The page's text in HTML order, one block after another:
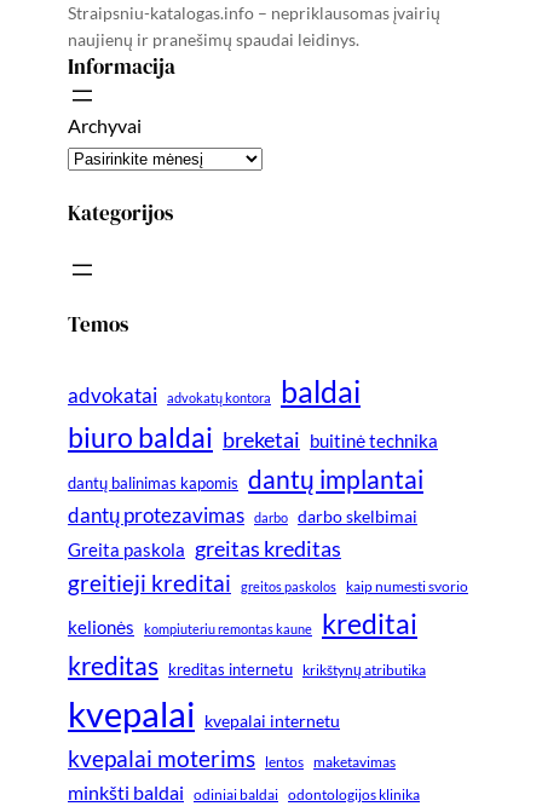
Straipsniu-katalogas.info – nepriklausomas įvairių
naujienų ir pranešimų spaudai leidinys.
Informacija
Archyvai
Kategorijos
Temos
advokatai advokatų kontora baldai
biuro baldai breketai buitinė technika
dantų balinimas kapomis dantų implantai
dantų protezavimas darbo darbo skelbimai
Greita paskola greitas kreditas
greitieji kreditai greitos paskolos kaip numesti svorio
kelionės kompiuteriu remontas kaune kreditai
kreditas kreditas internetu krikštynų atributika
kvepalai kvepalai internetu
kvepalai moterims lentos maketavimas
minkšti baldai odiniai baldai odontologijos klinika